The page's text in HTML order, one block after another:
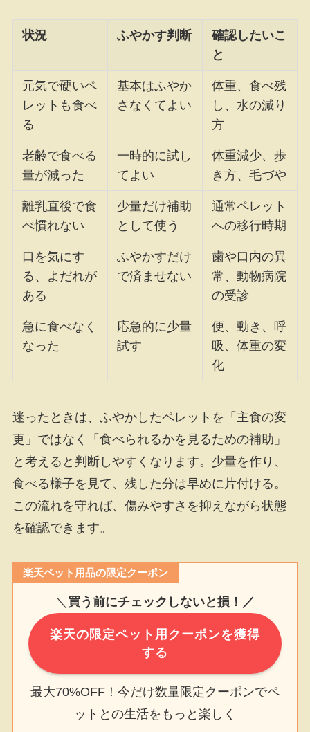
状況 ふやかす判断
確認したいこ
と
元気で硬いペ
レットも食べ
る
基本はふやか
さなくてよい
体重、食べ残
し、水の減り
方
老齢で食べる
量が減った
一時的に試し
てよい
体重減少、歩
き方、毛づや
離乳直後で食
べ慣れない
少量だけ補助
として使う
通常ペレット
への移行時期
口を気にす
る、よだれが
ある
ふやかすだけ
で済ませない
歯や口内の異
常、動物病院
の受診
急に食べなく
なった
応急的に少量
試す
便、動き、呼
吸、体重の変
化
迷ったときは、ふやかしたペレットを「主食の変
更」ではなく「食べられるかを見るための補助」
と考えると判断しやすくなります。少量を作り、
食べる様子を見て、残した分は早めに片付ける。
この流れを守れば、傷みやすさを抑えながら状態
を確認できます。
楽天ペット用品の限定クーポン
＼ 買う前にチェックしないと損！／
楽天の限定ペット用クーポンを獲得
する
最大70%OFF！今だけ数量限定クーポンでペ
ットとの生活をもっと楽しく